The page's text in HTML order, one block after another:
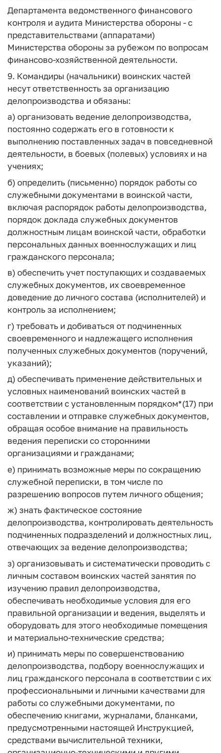
Департамента ведомственного финансового
контроля и аудита Министерства обороны - с
представительствами (аппаратами)
Министерства обороны за рубежом по вопросам
финансово-хозяйственной деятельности.
9. Командиры (начальники) воинских частей
несут ответственность за организацию
делопроизводства и обязаны:
а) организовать ведение делопроизводства,
постоянно содержать его в готовности к
выполнению поставленных задач в повседневной
деятельности, в боевых (полевых) условиях и на
учениях;
б) определить (письменно) порядок работы со
служебными документами в воинской части,
включая распорядок работы делопроизводства,
порядок доклада служебных документов
должностным лицам воинской части, обработки
персональных данных военнослужащих и лиц
гражданского персонала;
в) обеспечить учет поступающих и создаваемых
служебных документов, их своевременное
доведение до личного состава (исполнителей) и
контроль за исполнением;
г) требовать и добиваться от подчиненных
своевременного и надлежащего исполнения
полученных служебных документов (поручений,
указаний);
д) обеспечивать применение действительных и
условных наименований воинских частей в
соответствии с установленным порядком*(17) при
составлении и отправке служебных документов,
обращая особое внимание на правильность
ведения переписки со сторонними
организациями и гражданами;
е) принимать возможные меры по сокращению
служебной переписки, в том числе по
разрешению вопросов путем личного общения;
ж) знать фактическое состояние
делопроизводства, контролировать деятельность
подчиненных подразделений и должностных лиц,
отвечающих за ведение делопроизводства;
з) организовывать и систематически проводить с
личным составом воинских частей занятия по
изучению правил делопроизводства,
обеспечивать необходимые условия для его
правильной организации и ведения, выделять и
оборудовать для этого необходимые помещения
и материально-технические средства;
и) принимать меры по совершенствованию
делопроизводства, подбору военнослужащих и
лиц гражданского персонала в соответствии с их
профессиональными и личными качествами для
работы со служебными документами, по
обеспечению книгами, журналами, бланками,
предусмотренными настоящей Инструкцией,
средствами вычислительной техники,